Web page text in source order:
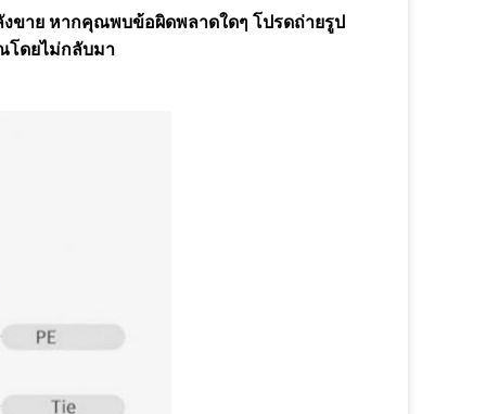
ขาย หากคุณพบข้อผิดพลาดใดๆ โปรดถ่ายรูป
โดยไม่กลับมา